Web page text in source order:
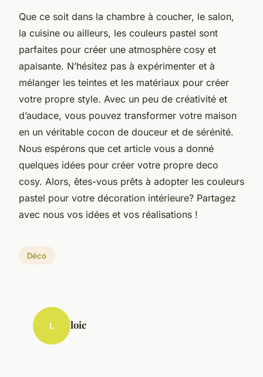
Que ce soit dans la chambre à coucher, le salon,
la cuisine ou ailleurs, les couleurs pastel sont
parfaites pour créer une atmosphère cosy et
apaisante. N’hésitez pas à expérimenter et à
mélanger les teintes et les matériaux pour créer
votre propre style. Avec un peu de créativité et
d’audace, vous pouvez transformer votre maison
en un véritable cocon de douceur et de sérénité.
Nous espérons que cet article vous a donné
quelques idées pour créer votre propre deco
cosy. Alors, êtes-vous prêts à adopter les couleurs
pastel pour votre décoration intérieure? Partagez
avec nous vos idées et vos réalisations !
Déco
L loic